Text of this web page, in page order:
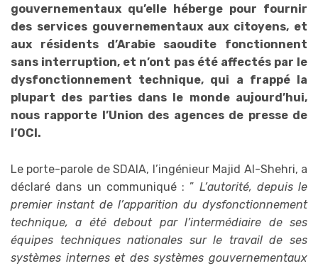
gouvernementaux qu’elle héberge pour fournir
des services gouvernementaux aux citoyens, et
aux résidents d’Arabie saoudite fonctionnent
sans interruption, et n’ont pas été affectés par le
dysfonctionnement technique, qui a frappé la
plupart des parties dans le monde aujourd’hui,
nous rapporte l’Union des agences de presse de
l’OCI.
Le porte-parole de SDAIA, l’ingénieur Majid Al-Shehri, a
déclaré dans un communiqué : ” L’autorité, depuis le
premier instant de l’apparition du dysfonctionnement
technique, a été debout par l’intermédiaire de ses
équipes techniques nationales sur le travail de ses
systèmes internes et des systèmes gouvernementaux